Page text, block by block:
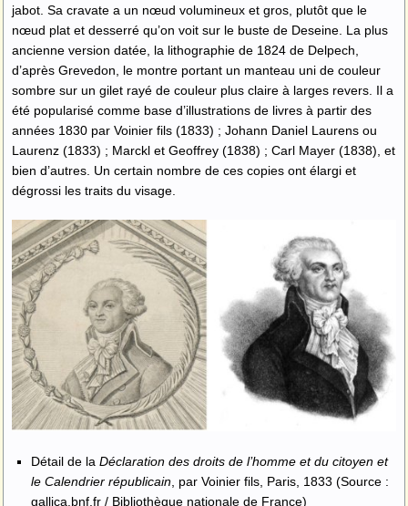
jabot. Sa cravate a un nœud volumineux et gros, plutôt que le
nœud plat et desserré qu’on voit sur le buste de Deseine. La plus
ancienne version datée, la lithographie de 1824 de Delpech,
d’après Grevedon, le montre portant un manteau uni de couleur
sombre sur un gilet rayé de couleur plus claire à larges revers. Il a
été popularisé comme base d’illustrations de livres à partir des
années 1830 par Voinier fils (1833) ; Johann Daniel Laurens ou
Laurenz (1833) ; Marckl et Geoffrey (1838) ; Carl Mayer (1838), et
bien d’autres. Un certain nombre de ces copies ont élargi et
dégrossi les traits du visage.
Détail de laDéclaration des droits de l’homme et du citoyen et
le Calendrier républicain , par Voinier fils, Paris, 1833 (Source :
gallica.bnf.fr / Bibliothèque nationale de France)